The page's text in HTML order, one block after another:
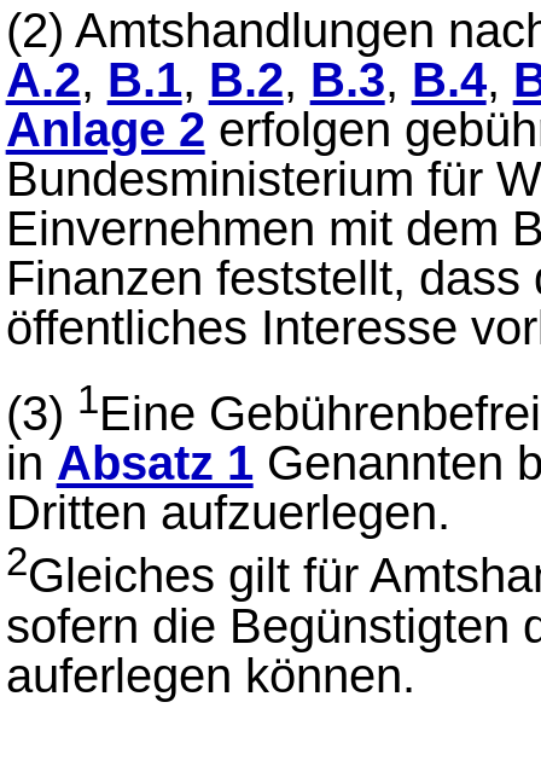
(2) Amtshandlungen
A.2, B.1, B.2, B.3, B.4,
Anlage 2 erfolgen
Bundesministerium für
Einvernehmen mit dem
Finanzen feststellt,
öffentliches Interesse
(3) 1Eine
in Absatz 1Genannten
Dritten aufzuerlegen.
2Gleiches gilt für
sofern die Begünstigten
auferlegen können.